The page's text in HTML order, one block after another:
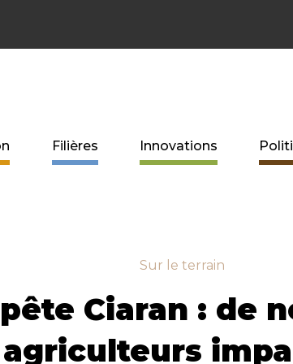
Filières Innovations
Sur le terrain
Ciaran : de
agriculteurs